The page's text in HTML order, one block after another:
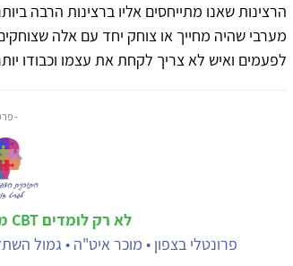
הרצינות שאנו מתייחסים אליו ברצינות הרבה
מערבי שהיה מחייך או צוחק יחד עם אלה
לפעמים ואיש לא צריך לקחת את עצמו וכבודו
-
לא רק לומדים CBT מפתחים חשיבה קלינית
פרונטלי בצפון • מוכר איט"ה • גמול